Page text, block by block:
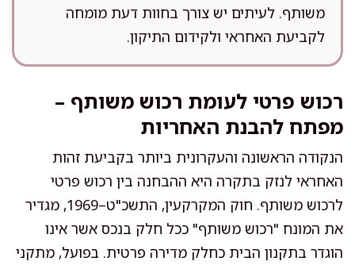
משותף. לעיתים יש צורך בחוות דעת מומחה
לקביעת האחראי ולקידום התיקון.
רכוש פרטי לעומת רכוש משותף –
מפתח להבנת האחריות
הנקודה הראשונה והעקרונית ביותר בקביעת זהות
האחראי לנזק בתקרה היא ההבחנה בין רכוש פרטי
לרכוש משותף. חוק המקרקעין, התשכ"ט–1969, מגדיר
את המונח "רכוש משותף" ככל חלק בנכס אשר אינו
הוגדר בתקנון הבית כחלק מדירה פרטית. בפועל, מתקני